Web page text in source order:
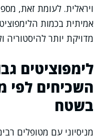
ויראלית. לעומת זאת,
אמיתית בכמות
מדויקת יותר להיסטוריה
לימפוציטים
השכיחים לפי
בשטח
מניסיוני עם מטופלים